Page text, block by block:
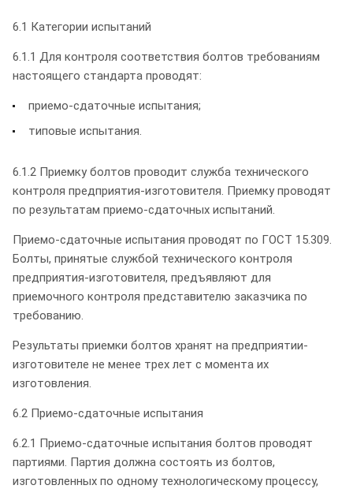
6.1 Категории испытаний
6.1.1 Для контроля соответствия болтов требованиям
настоящего стандарта проводят:
приемо-сдаточные испытания;
типовые испытания.
6.1.2 Приемку болтов проводит служба технического
контроля предприятия-изготовителя. Приемку проводят
по результатам приемо-сдаточных испытаний.
Приемо-сдаточные испытания проводят по ГОСТ 15.309.
Болты, принятые службой технического контроля
предприятия-изготовителя, предъявляют для
приемочного контроля представителю заказчика по
требованию.
Результаты приемки болтов хранят на предприятии-
изготовителе не менее трех лет с момента их
изготовления.
6.2 Приемо-сдаточные испытания
6.2.1 Приемо-сдаточные испытания болтов проводят
партиями. Партия должна состоять из болтов,
изготовленных по одному технологическому процессу,